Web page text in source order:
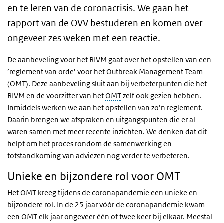
en te leren van de coronacrisis. We gaan het
rapport van de OVV bestuderen en komen over
ongeveer zes weken met een reactie.
De aanbeveling voor het RIVM gaat over het opstellen van een
’reglement van orde’ voor het Outbreak Management Team
(OMT). Deze aanbeveling sluit aan bij verbeterpunten die het
RIVM en de voorzitter van hetOMTzelf ook gezien hebben.
Inmiddels werken we aan het opstellen van zo’n reglement.
Daarin brengen we afspraken en uitgangspunten die er al
waren samen met meer recente inzichten. We denken dat dit
helpt om het proces rondom de samenwerking en
totstandkoming van adviezen nog verder te verbeteren.
Unieke en bijzondere rol voor OMT
Het OMT kreeg tijdens de coronapandemie een unieke en
bijzondere rol. In de 25 jaar vóór de coronapandemie kwam
een OMT elk jaar ongeveer één of twee keer bij elkaar. Meestal